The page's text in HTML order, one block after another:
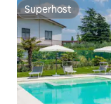
Superhost
Superhost